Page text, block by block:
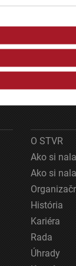
O STVR
Ako si
Ako si
História
Kariéra
Rada
Úhrady